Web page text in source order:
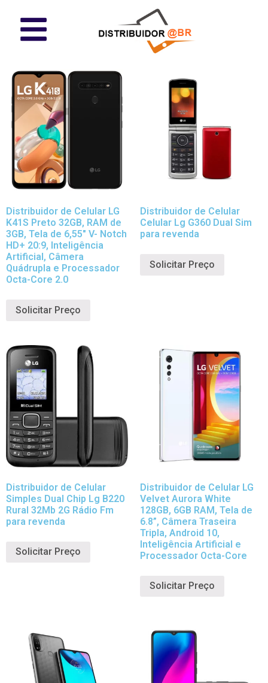
Distribuidor de Celular LG
K41S Preto 32GB, RAM de
3GB, Tela de 6,55″ V- Notch
HD+ 20:9, Inteligência
Artificial, Câmera
Quádrupla e Processador
Octa-Core 2.0
Solicitar Preço
Distribuidor de Celular
Celular Lg G360 Dual Sim
para revenda
Solicitar Preço
Distribuidor de Celular
Simples Dual Chip Lg B220
Rural 32Mb 2G Rádio Fm
para revenda
Solicitar Preço
Distribuidor de Celular LG
Velvet Aurora White
128GB, 6GB RAM, Tela de
6.8”, Câmera Traseira
Tripla, Android 10,
Inteligência Artificial e
Processador Octa-Core
Solicitar Preço